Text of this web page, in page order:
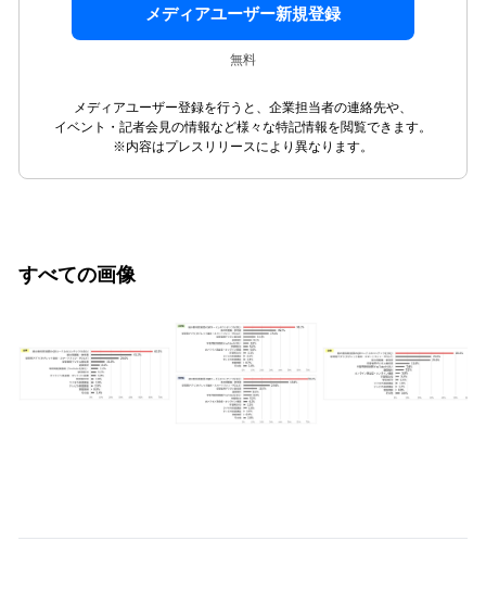
メディアユーザー新規登録
無料
メディアユーザー登録を行うと、企業担当者の連絡先や、
イベント・記者会見の情報など様々な特記情報を閲覧できます。
※内容はプレスリリースにより異なります。
すべての画像